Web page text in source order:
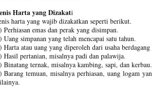
Harta yang Dizakati
harta yang wajib dizakatkan seperti berikut.
Perhiasan emas dan perak yang disimpan.
Uang simpanan yang telah mencapai satu tahun.
Harta atau uang yang diperoleh dari usaha berdagang
Hasil pertanian, misalnya padi dan palawija.
Binatang ternak, misalnya kambing, sapi, dan kerbau.
Barang temuan, misalnya perhiasan, uang logam